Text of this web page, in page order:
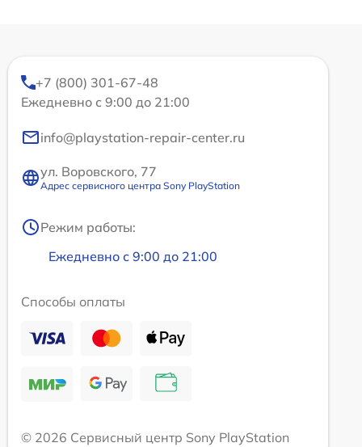
+7 (800) 301-67-48
Ежедневно с 9:00 до 21:00
info@playstation-repair-center.ru
ул. Воровского, 77
Адрес сервисного центра Sony PlayStation
Режим работы:
Ежедневно с 9:00 до 21:00
Способы оплаты
© 2026 Сервисный центр Sony PlayStation